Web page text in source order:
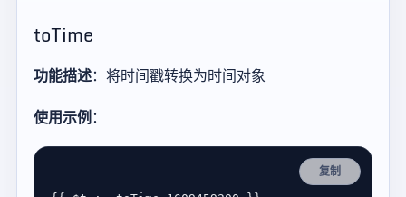
toTime
功能描述：将时间戳转换为时间对象
使用示例：
复制